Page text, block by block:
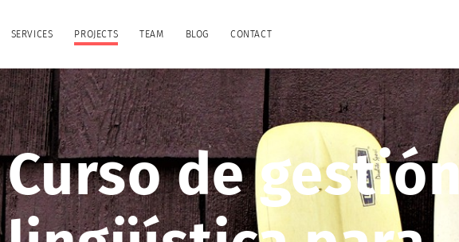
SERVICES PROJECTS TEAM BLOG CONTACT
Curso de